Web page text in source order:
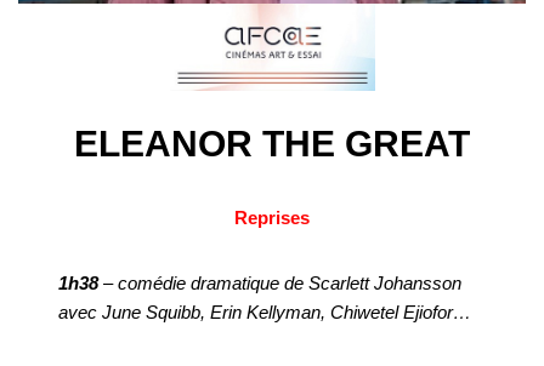
ELEANOR THE GREAT
Reprises
1h38– comédie dramatique de Scarlett Johansson
avec June Squibb, Erin Kellyman, Chiwetel Ejiofor…